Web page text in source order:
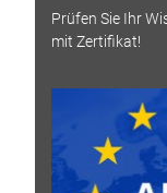
Prüfen Sie Ihr
mit Zertifikat!